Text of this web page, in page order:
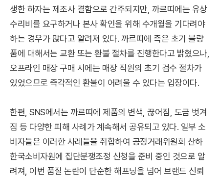
생한 하자는 제조사 결함으로 간주되지만, 까르띠에는 유상
수리비를 요구하거나 본사 확인을 위해 수개월을 기다려야
하는 경우가 많다고 알려져 있다. 까르띠에 측은 초기 불량
품에 대해서는 교환 또는 환불 절차를 진행한다고 밝혔으나,
오프라인 매장 구매 시에는 매장 직원의 초기 검수 절차가
있었으므로 즉각적인 환불이 어려울 수 있다는 입장이다.
한편, SNS에서는 까르띠에 제품의 변색, 끊어짐, 도금 벗겨
짐 등 다양한 피해 사례가 계속해서 공유되고 있다. 일부 소
비자들은 이러한 사례들을 취합하여 공정거래위원회 산하
한국소비자원에 집단분쟁조정 신청을 준비 중인 것으로 알
려져, 이번 품질 논란이 단순한 해프닝을 넘어 브랜드 신뢰